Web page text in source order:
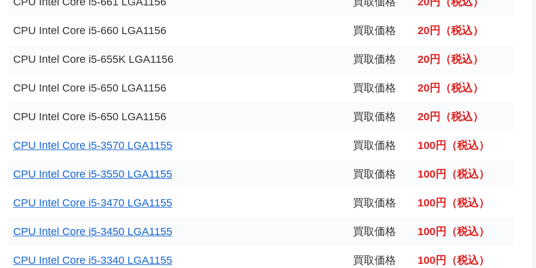
CPU Intel Core i5-660 LGA1156 買取価格 20円（税込）
CPU Intel Core i5-655K LGA1156 買取価格 20円（税込）
CPU Intel Core i5-650 LGA1156 買取価格 20円（税込）
CPU Intel Core i5-650 LGA1156 買取価格 20円（税込）
CPU Intel Core i5-3570 LGA1155 買取価格 100円（税込）
CPU Intel Core i5-3550 LGA1155 買取価格 100円（税込）
CPU Intel Core i5-3470 LGA1155 買取価格 100円（税込）
CPU Intel Core i5-3450 LGA1155 買取価格 100円（税込）
CPU Intel Core i5-3340 LGA1155 買取価格 100円（税込）